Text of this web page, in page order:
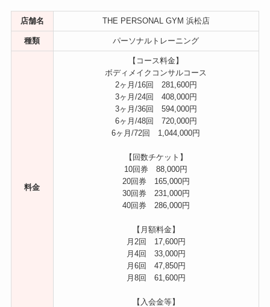
店舗名 THE PERSONAL GYM 浜松店
種類 パーソナルトレーニング
料金
【コース料金】
ボディメイクコンサルコース
2ヶ月/16回 281,600円
3ヶ月/24回 408,000円
3ヶ月/36回 594,000円
6ヶ月/48回 720,000円
6ヶ月/72回 1,044,000円
【回数チケット】
10回券 88,000円
20回券 165,000円
30回券 231,000円
40回券 286,000円
【月額料金】
月2回 17,600円
月4回 33,000円
月6回 47,850円
月8回 61,600円
【入会金等】